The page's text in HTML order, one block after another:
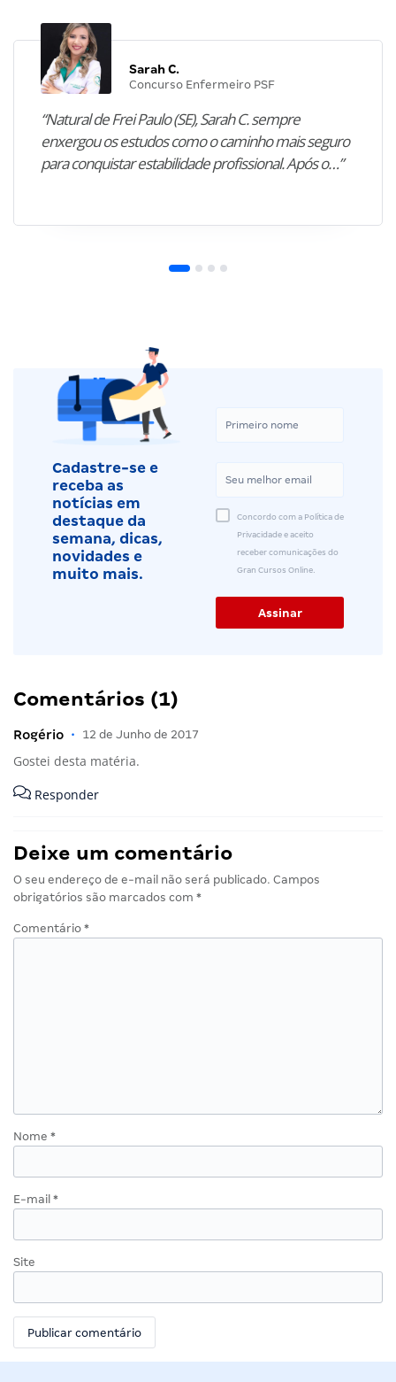
Sarah C.
Concurso Enfermeiro PSF
“Natural de Frei Paulo (SE), Sarah C. sempre
enxergou os estudos como o caminho mais seguro
para conquistar estabilidade profissional. Após o…”
Cadastre-se e
receba as
notícias em
destaque da
semana, dicas,
novidades e
muito mais.
Concordo com a Política de
Privacidade e aceito
receber comunicações do
Gran Cursos Online.
Comentários (1)
Rogério • 12 de Junho de 2017
Gostei desta matéria.
Responder
Deixe um comentário
O seu endereço de e-mail não será publicado. Campos
obrigatórios são marcados com *
Comentário *
Nome *
E-mail *
Site